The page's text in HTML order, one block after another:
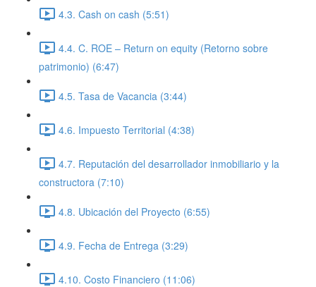
4.3. Cash on cash (5:51)
4.4. C. ROE – Return on equity (Retorno sobre
patrimonio) (6:47)
4.5. Tasa de Vacancia (3:44)
4.6. Impuesto Territorial (4:38)
4.7. Reputación del desarrollador inmobiliario y la
constructora (7:10)
4.8. Ubicación del Proyecto (6:55)
4.9. Fecha de Entrega (3:29)
4.10. Costo Financiero (11:06)